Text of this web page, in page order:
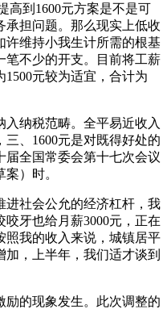
高到1600元方案是不是可
承担问题。那么现实上低收
许维持小我生计所需的根基
笔不少的开支。目前将工薪
元较为适宜，合计为
纳税范畴。全平易近收入
、1600元是对既得好处的
届全国常委会第十七次会议
）时。
社会公允的经济杠杆，我
牙也给月薪3000元，正在
照我的收入来说，城镇居平
，上半年，我们适才谈到
的现象发生。此次调整的